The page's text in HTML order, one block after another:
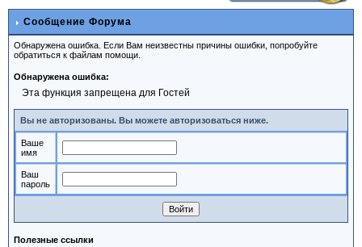
Сообщение Форума
Обнаружена ошибка. Если Вам неизвестны причины ошибки, попробуйте
обратиться к файлам помощи.
Обнаружена ошибка:
Эта функция запрещена для Гостей
Вы не авторизованы. Вы можете авторизоваться ниже.
Ваше
имя
Ваш
пароль
Полезные ссылки